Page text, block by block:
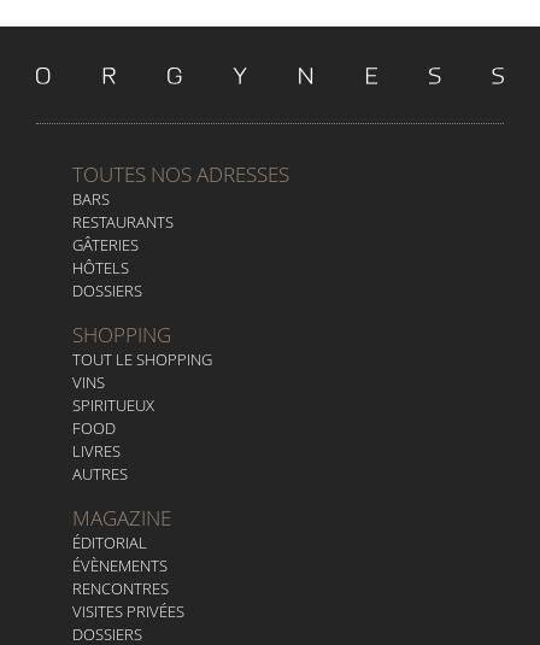
TOUTES NOS ADRESSES
BARS
RESTAURANTS
GÂTERIES
HÔTELS
DOSSIERS
SHOPPING
TOUT LE SHOPPING
VINS
SPIRITUEUX
FOOD
LIVRES
AUTRES
MAGAZINE
ÉDITORIAL
ÉVÈNEMENTS
RENCONTRES
VISITES PRIVÉES
DOSSIERS